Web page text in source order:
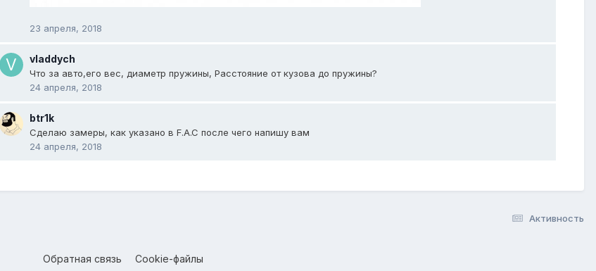
23 апреля, 2018
vladdych
Что за авто,его вес, диаметр пружины, Расстояние от кузова до пружины?
24 апреля, 2018
btr1k
Сделаю замеры, как указано в F.A.C после чего напишу вам
24 апреля, 2018
Активность
Обратная связь Cookie-файлы